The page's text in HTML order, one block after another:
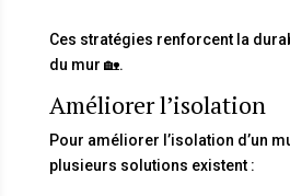
Ces stratégies renforcent la
du mur 🏡.
Améliorer l’isolation
Pour améliorer l’isolation d’un
plusieurs solutions existent :